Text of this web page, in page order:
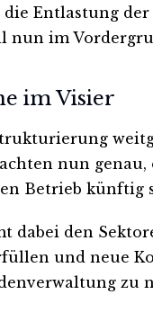
Entlastung
nun im
im Visier
nun
Betrieb künftig
dabei den
und neue
zu